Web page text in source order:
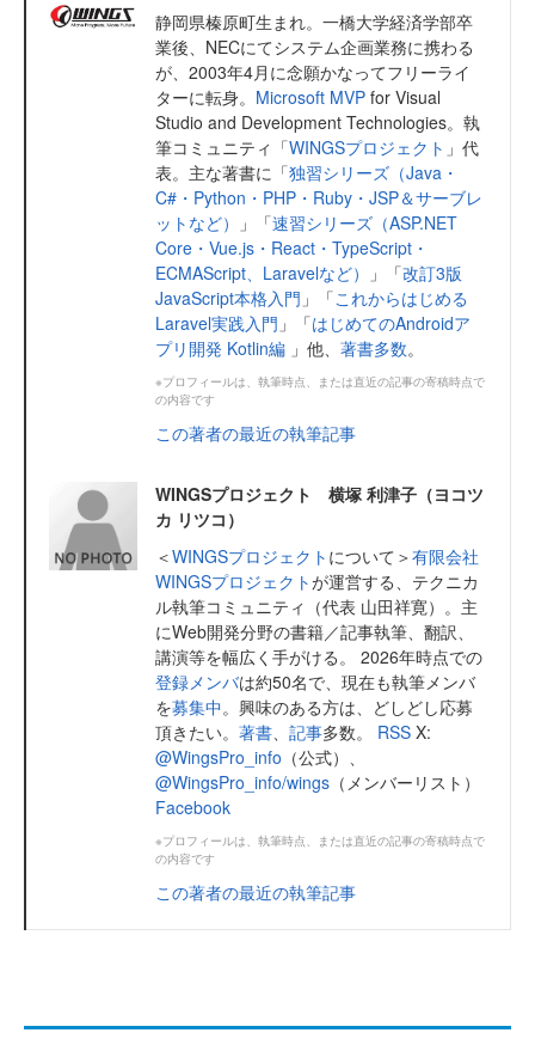
静岡県榛原町生まれ。一橋大学経済学部卒
業後、NECにてシステム企画業務に携わる
が、2003年4月に念願かなってフリーライ
ターに転身。 Microsoft MVP for Visual
Studio and Development Technologies。執
筆コミュニティ「WINGSプロジェクト 」代
表。主な著書に「独習シリーズ（Java・
C#・Python・PHP・Ruby・JSP＆サーブレ
ットなど）
」「速習シリーズ（ASP.NET
Core・Vue.js・React・TypeScript・
ECMAScript、Laravelなど）
」「改訂3版
JavaScript本格入門 」「これからはじめる
Laravel実践入門 」「はじめてのAndroidア
プリ開発 Kotlin編 」他、 著書多数。
※プロフィールは、執筆時点、または直近の記事の寄稿時点で
の内容です
この著者の最近の執筆記事
WINGSプロジェクト 横塚 利津子（ヨコツ
カ リツコ）
＜WINGSプロジェクト について＞有限会社
WINGSプロジェクトが運営する、テクニカ
ル執筆コミュニティ（代表 山田祥寛）。主
にWeb開発分野の書籍／記事執筆、翻訳、
講演等を幅広く手がける。 2026年時点での
登録メンバは約50名で、現在も執筆メンバ
を募集中。興味のある方は、どしどし応募
頂きたい。 著書 記事多数。 RSS X:
@WingsPro_info （公式）、
@WingsPro_info/wings （メンバーリスト）
Facebook
※プロフィールは、執筆時点、または直近の記事の寄稿時点で
の内容です
この著者の最近の執筆記事